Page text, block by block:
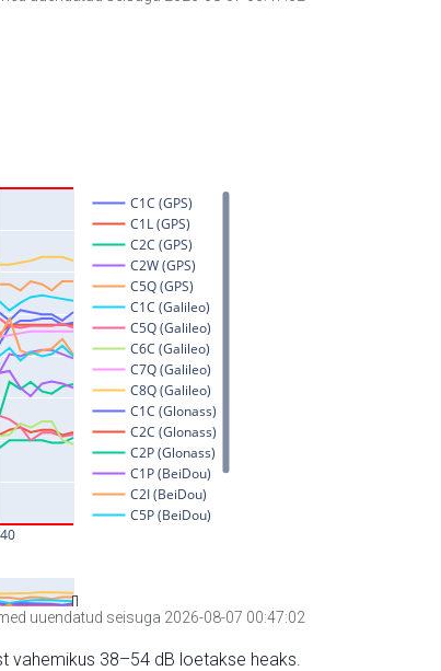
uuendatud seisuga 2026-08-07 00:47:02
vahemikus 38–54 dB loetakse heaks.